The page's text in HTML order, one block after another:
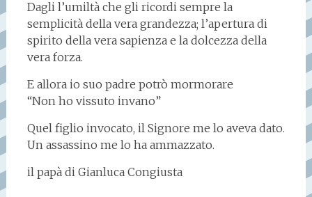
Dagli l’umiltà che gli ricordi sempre la
semplicità della vera grandezza; l’apertura di
spirito della vera sapienza e la dolcezza della
vera forza.
E allora io suo padre potrò mormorare
“Non ho vissuto invano”
Quel figlio invocato, il Signore me lo aveva dato.
Un assassino me lo ha ammazzato.
il papà di Gianluca Congiusta